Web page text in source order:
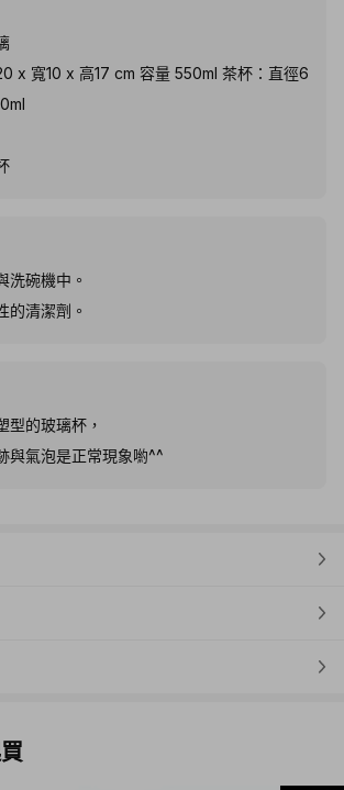
x 寬10 x 高17 cm 容量 550ml 茶杯：直徑6
洗碗機中。
的清潔劑。
型的玻璃杯，
與氣泡是正常現象喲^^